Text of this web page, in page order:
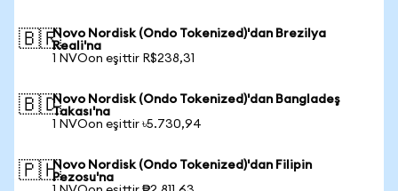
🇧🇷Novo Nordisk (Ondo Tokenized)'dan Brezilya
Reali'na
1 NVOon eşittir R$238,31
🇧🇩Novo Nordisk (Ondo Tokenized)'dan Bangladeş
Takası'na
1 NVOon eşittir ৳5.730,94
🇵🇭Novo Nordisk (Ondo Tokenized)'dan Filipin
Pezosu'na